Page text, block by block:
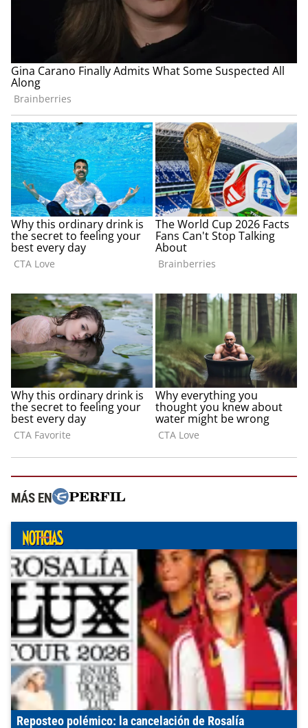
MÁS EN
Reposteo polémico: la cancelación de Rosalía